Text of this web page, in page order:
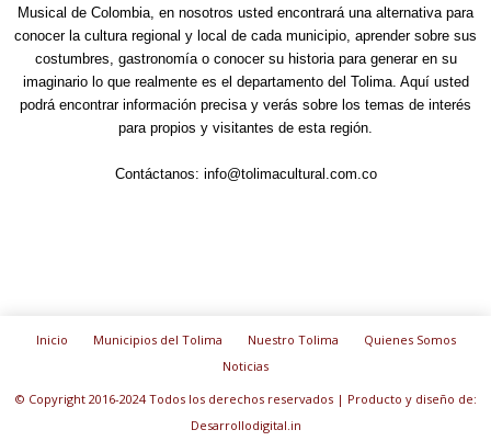
Musical de Colombia, en nosotros usted encontrará una alternativa para
conocer la cultura regional y local de cada municipio, aprender sobre sus
costumbres, gastronomía o conocer su historia para generar en su
imaginario lo que realmente es el departamento del Tolima. Aquí usted
podrá encontrar información precisa y verás sobre los temas de interés
para propios y visitantes de esta región.
Contáctanos: info@tolimacultural.com.co
Inicio Municipios del Tolima Nuestro Tolima
Quienes Somos
Noticias
© Copyright 2016-2024 Todos los derechos reservados | Producto y diseño de:
Desarrollodigital.in